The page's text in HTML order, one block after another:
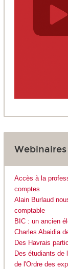
Accès à la
comptes
Alain Burlaud
comptable
BIC : un ancien
Charles Abaidia
Des Havrais
Des étudiants de
de l'Ordre des